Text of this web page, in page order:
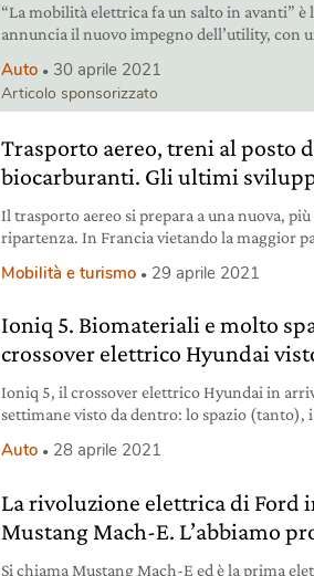
“La mobilità elettrica fa un salto in avanti” è
annuncia il nuovo impegno dell’utility, con
Auto 30 aprile 2021
Articolo sponsorizzato
Trasporto aereo, treni al posto
biocarburanti. Gli ultimi
Il trasporto aereo si prepara a una nuova,
ripartenza. In Francia vietando la maggior
Mobilità e turismo 29 aprile 2021
Ioniq 5. Biomateriali e molto
crossover elettrico Hyundai
Ioniq 5, il crossover elettrico Hyundai in
settimane visto da dentro: lo spazio (tanto),
Auto 28 aprile 2021
La rivoluzione elettrica di Ford
Mustang Mach-E. L’abbiamo
Si chiama Mustang Mach-E ed è la prima